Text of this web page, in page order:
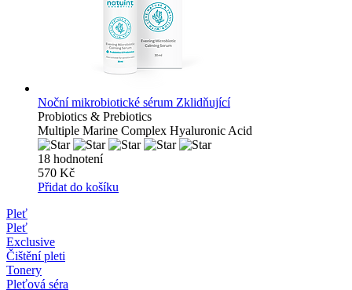
Noční mikrobiotické sérum Zklidňující
Probiotics & Prebiotics
Multiple Marine Complex Hyaluronic Acid
18 hodnotení
570 Kč
Přidat do košíku
Pleť
Pleť
Exclusive
Čištění pleti
Tonery
Pleťová séra